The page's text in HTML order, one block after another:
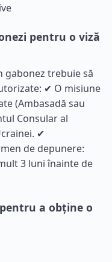
pentru o viză
gabonez trebuie să
✔ O misiune
(Ambasadă sau
Consular al
✔
de depunere:
3 luni înainte de
a obține o